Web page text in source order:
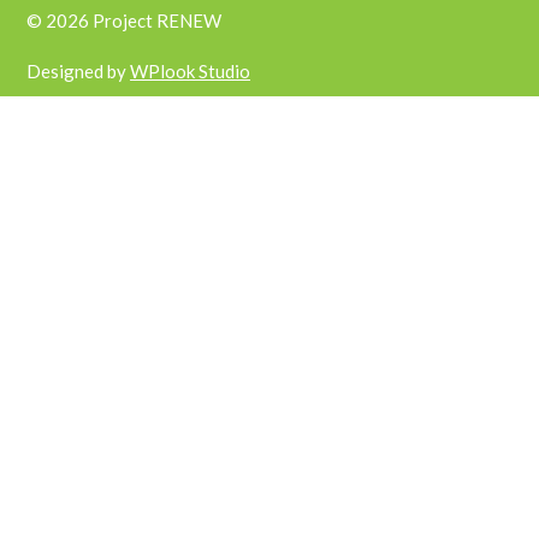
© 2026 Project RENEW
Designed byWPlook Studio